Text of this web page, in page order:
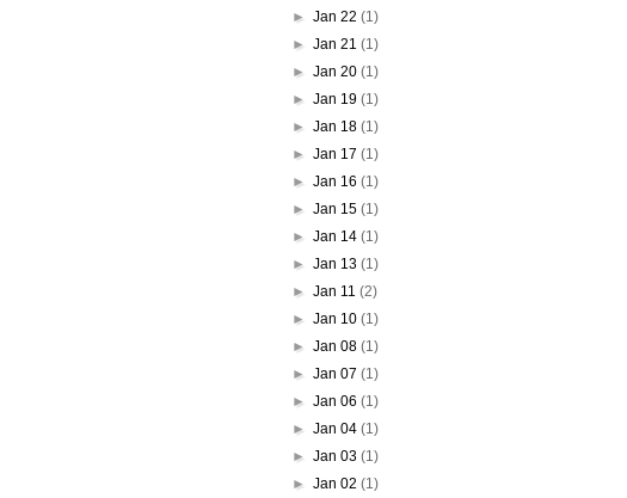
►Jan 22(1)
►Jan 21(1)
►Jan 20(1)
►Jan 19(1)
►Jan 18(1)
►Jan 17(1)
►Jan 16(1)
►Jan 15(1)
►Jan 14(1)
►Jan 13(1)
►Jan 11(2)
►Jan 10(1)
►Jan 08(1)
►Jan 07(1)
►Jan 06(1)
►Jan 04(1)
►Jan 03(1)
►Jan 02(1)